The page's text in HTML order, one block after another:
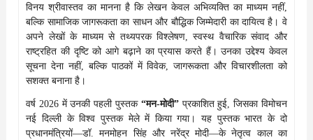
विनय श्रीवास्तव का मानना है कि लेखन केवल अभिव्यक्ति का माध्यम नहीं,
बल्कि सामाजिक जागरूकता का साधन और बौद्धिक जिम्मेदारी का दायित्व है। वे
अपने लेखों के माध्यम से तथ्यपरक विश्लेषण, स्वस्थ वैचारिक संवाद और
राष्ट्रहित की दृष्टि को आगे बढ़ाने का प्रयास करते हैं। उनका उद्देश्य केवल
सूचना देना नहीं, बल्कि पाठकों में विवेक, जागरूकता और विचारशीलता को
सशक्त बनाना है।
वर्ष 2026 में उनकी पहली पुस्तक “मन-मोदी”प्रकाशित हुई, जिसका विमोचन
नई दिल्ली के विश्व पुस्तक मेले में किया गया। यह पुस्तक भारत के दो
प्रधानमंत्रियों—डॉ. मनमोहन सिंह और नरेंद्र मोदी—के नेतृत्व काल का